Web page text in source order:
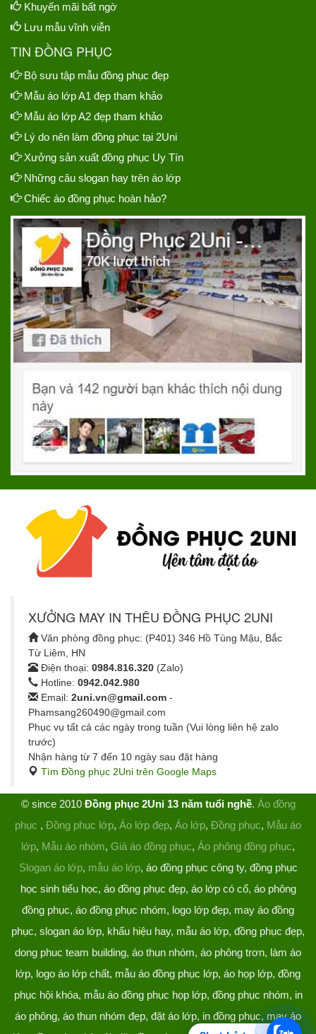
Khuyến mãi bất ngờ
Lưu mẫu vĩnh viễn
TIN ĐỒNG PHỤC
Bộ sưu tập mẫu đồng phục đẹp
Mẫu áo lớp A1 đẹp tham khảo
Mẫu áo lớp A2 đẹp tham khảo
Lý do nên làm đồng phục tại 2Uni
Xưởng sản xuất đồng phục Uy Tín
Những câu slogan hay trên áo lớp
Chiếc áo đồng phục hoàn hảo?
XƯỞNG MAY IN THÊU ĐỒNG PHỤC 2UNI
Văn phòng đồng phục: (P401) 346 Hồ Tùng Mậu, Bắc
Từ Liêm, HN
Điện thoại: 0984.816.320 (Zalo)
Hotline: 0942.042.980
Email: 2uni.vn@gmail.com -
Phamsang260490@gmail.com
Phục vụ tất cả các ngày trong tuần (Vui lòng liên hệ zalo
trước)
Nhận hàng từ 7 đến 10 ngày sau đặt hàng
Tìm Đồng phục 2Uni trên Google Maps
© since 2010 Đồng phục 2Uni 13 năm tuổi nghề. Áo đồng
phục , Đồng phục lớp, Áo lớp đẹp, Áo lớp, Đồng phục, Mẫu áo
lớp, Mẫu áo nhóm, Giá áo đồng phục, Áo phông đồng phục,
Slogan áo lớp, mẫu áo lớp, áo đồng phục công ty, đồng phục
học sinh tiểu học, áo đồng phục đẹp, áo lớp có cổ, áo phông
đồng phục, áo đồng phục nhóm, logo lớp đẹp, may áo đồng
phục, slogan áo lớp, khẩu hiệu hay, mẫu áo lớp, đồng phục đẹp,
dong phuc team building, áo thun nhóm, áo phông trơn, làm áo
lớp, logo áo lớp chất, mẫu áo đồng phục lớp, áo họp lớp, đồng
phục hội khóa, mẫu áo đồng phục họp lớp, đồng phục nhóm, in
áo phông, áo thun nhóm đẹp, đặt áo lớp, in đồng phục, may áo